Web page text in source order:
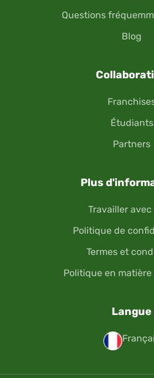
Questions
Blog
Étudiants
Partners
Plus
Travailler avec
Politique de
Termes et
Politique en matière
Langue